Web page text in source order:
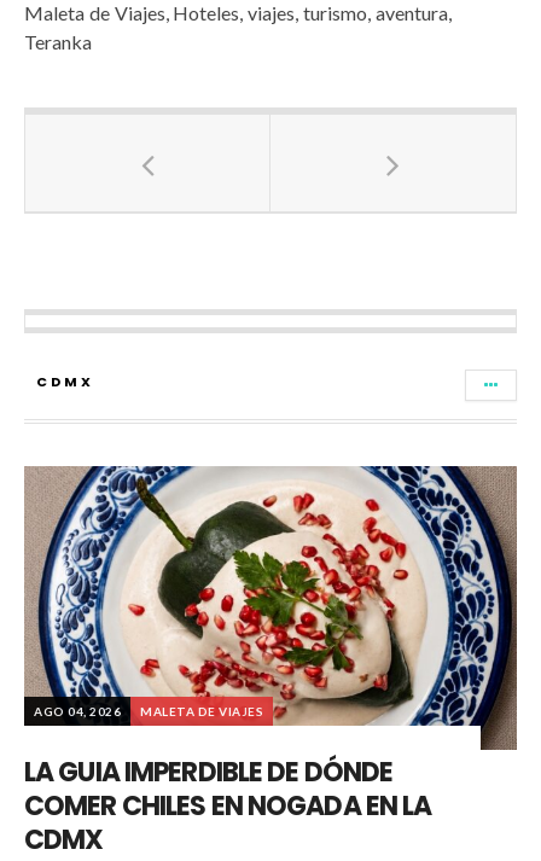
Maleta de Viajes, Hoteles, viajes, turismo, aventura,
Teranka
CDMX
AGO 04, 2026 MALETA DE VIAJES
LA GUIA IMPERDIBLE DE DÓNDE
COMER CHILES EN NOGADA EN LA
CDMX